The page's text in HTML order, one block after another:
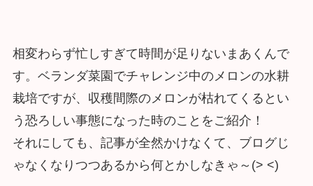
相変わらず忙しすぎて時間が足りないまあくんで
す。ベランダ菜園でチャレンジ中のメロンの水耕
栽培ですが、収穫間際のメロンが枯れてくるとい
う恐ろしい事態になった時のことをご紹介！
それにしても、記事が全然かけなくて、ブログじ
ゃなくなりつつあるから何とかしなきゃ～(> <)